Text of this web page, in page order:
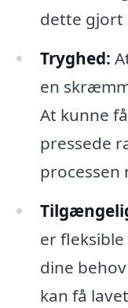
dette gjort
Tryghed:
en
At kunne
pressede
processen
er
dine
kan få